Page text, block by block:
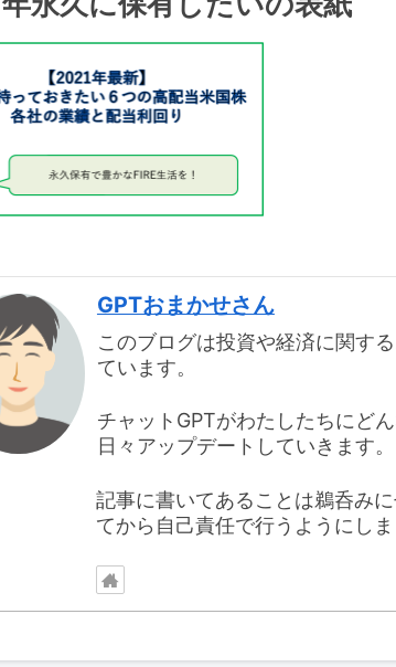
GPTおまかせさん
このブログは投資や経済に関す
ています。
チャットGPTがわたしたちにど
日々アップデートしていきます。
記事に書いてあることは鵜呑み
てから自己責任で行うようにしま